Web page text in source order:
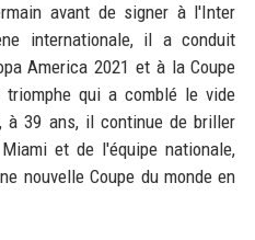
avant de signer à l'Inter
internationale, il a conduit
America 2021 et à la Coupe
triomphe qui a comblé le vide
à 39 ans, il continue de briller
et de l'équipe nationale,
nouvelle Coupe du monde en